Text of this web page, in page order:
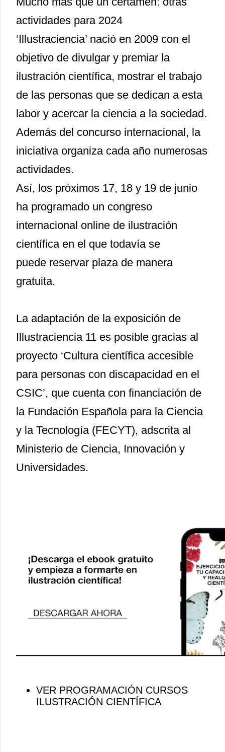
actividades para 2024
‘Illustraciencia’ nació en 2009 con el
objetivo de divulgar y premiar la
ilustración científica, mostrar el trabajo
de las personas que se dedican a esta
labor y acercar la ciencia a la sociedad.
Además del concurso internacional, la
iniciativa organiza cada año numerosas
actividades.
Así, los próximos 17, 18 y 19 de junio
ha programado un congreso
internacional online de ilustración
científica en el que todavía se
puede reservar plaza de manera
gratuita.
La adaptación de la exposición de
Illustraciencia 11 es posible gracias al
proyecto ‘Cultura científica accesible
para personas con discapacidad en el
CSIC’, que cuenta con financiación de
la Fundación Española para la Ciencia
y la Tecnología (FECYT), adscrita al
Ministerio de Ciencia, Innovación y
Universidades.
VER PROGRAMACIÓN CURSOS
ILUSTRACIÓN CIENTÍFICA